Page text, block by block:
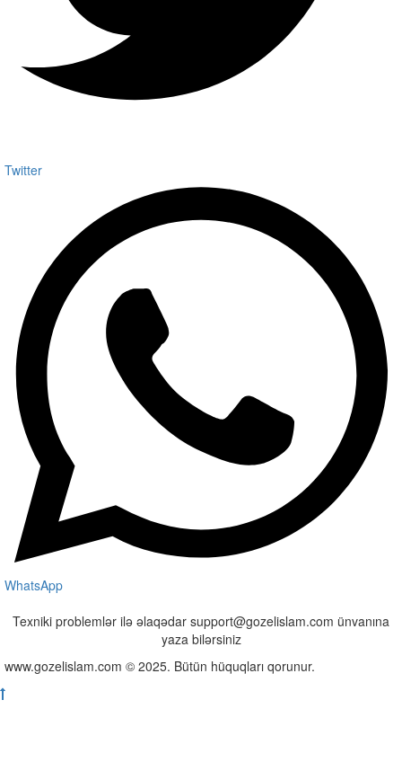
Twitter
WhatsApp
Texniki problemlər ilə əlaqədar support@gozelislam.com ünvanına
yaza bilərsiniz
www.gozelislam.com © 2025. Bütün hüquqları qorunur.